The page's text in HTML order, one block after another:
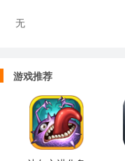
无
游戏推荐